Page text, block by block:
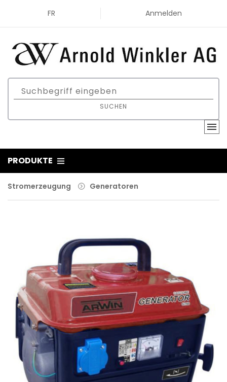
FR Anmelden
SUCHEN
PRODUKTE
Stromerzeugung Generatoren